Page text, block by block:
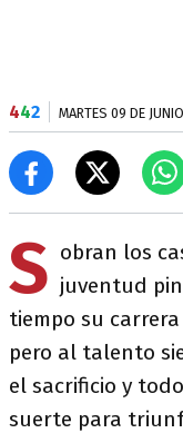
442 MARTES 09 DE
S obran los
juventud
tiempo su
pero al talento
el sacrificio y
suerte para